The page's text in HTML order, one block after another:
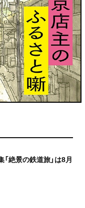
「絶景の鉄道旅」は8月